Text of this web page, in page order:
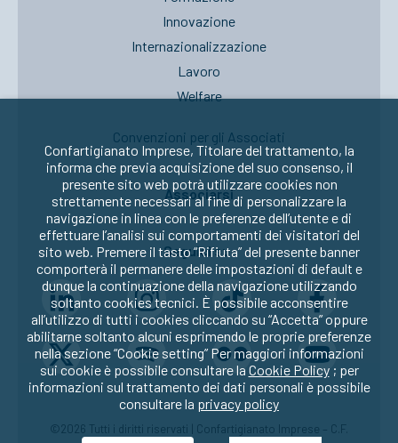
Innovazione
Internazionalizzazione
Lavoro
Welfare
Convenzioni per gli Associati
Associarsi
Seguici su:
©2026 Tutti i diritti riservati | Confartigianato Imprese – C.F.
Confartigianato Imprese, Titolare del trattamento, la
informa che previa acquisizione del suo consenso, il
presente sito web potrà utilizzare cookies non
strettamente necessari al fine di personalizzare la
navigazione in linea con le preferenze dell’utente e di
effettuare l’analisi sui comportamenti dei visitatori del
sito web. Premere il tasto “Rifiuta” del presente banner
comporterà il permanere delle impostazioni di default e
dunque la continuazione della navigazione utilizzando
soltanto cookies tecnici. È possibile acconsentire
all’utilizzo di tutti i cookies cliccando su “Accetta” oppure
abilitarne soltanto alcuni esprimendo le proprie preferenze
nella sezione “Cookie setting” Per maggiori informazioni
sui cookie è possibile consultare la Cookie Policy; per
informazioni sul trattamento dei dati personali è possibile
consultare la privacy policy